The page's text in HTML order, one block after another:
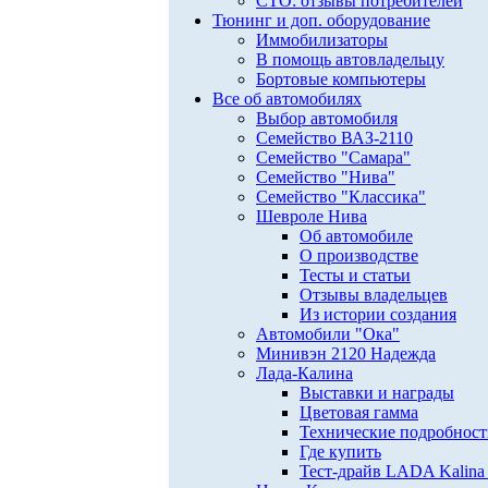
Тюнинг и доп. оборудование
Иммобилизаторы
В помощь автовладельцу
Бортовые компьютеры
Все об автомобилях
Выбор автомобиля
Семейство ВАЗ-2110
Семейство "Самара"
Семейство "Нива"
Семейство "Классика"
Шевроле Нива
Об автомобиле
О производстве
Тесты и статьи
Отзывы владельцев
Из истории создания
Автомобили "Ока"
Минивэн 2120 Надежда
Лада-Калина
Выставки и награды
Цветовая гамма
Технические
Где купить
Тест-драйв LADA Kalina